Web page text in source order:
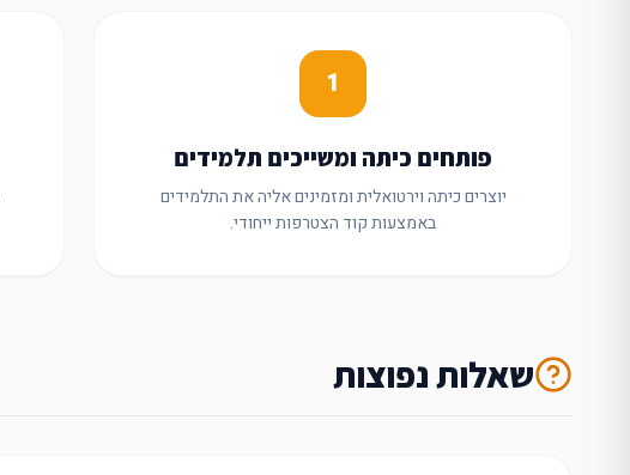
1
פותחים כיתה ומשייכים תלמידים
יוצרים כיתה וירטואלית ומזמינים אליה את התלמידים
באמצעות קוד הצטרפות ייחודי.
שאלות נפוצות